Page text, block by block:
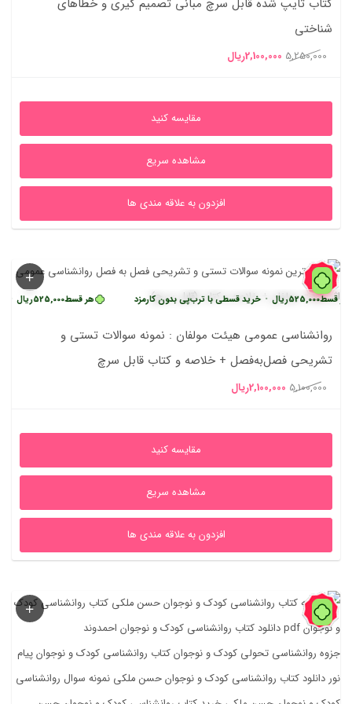
کتاب تایپ شده قابل سرچ مبانی تصمیم گیری و خطاهای
شناختی
5,250,000 قیمت
5,250,000ریال
2,100,000ریال
2,100,000ریال
مقایسه کنید
مشاهده سریع
افزدون به علاقه مندی ها
59%
هر قسط525,000ریال • خرید 525,000ریال • خرید قسطی با ترب‌پی بدون کارمزد
روانشناسی عمومی هیئت مولفان : نمونه سوالات تستی و
تشریحی فصل‌به‌فصل + خلاصه و کتاب قابل سرچ
5,100,000 قیمت
5,100,000ریال
2,100,000ریال
2,100,000ریال
مقایسه کنید
مشاهده سریع
افزدون به علاقه مندی ها
60%